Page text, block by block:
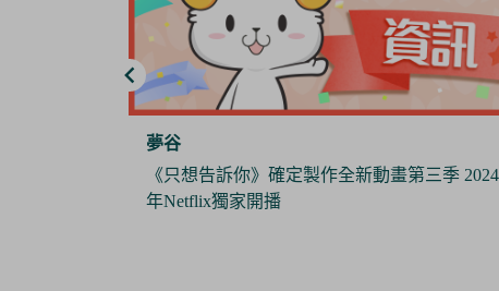
夢谷
《Pokémon Sleep》 x 日本睡衣品牌『GELATO
PIQUE』攜手推出合作商品 與寶可夢們一起